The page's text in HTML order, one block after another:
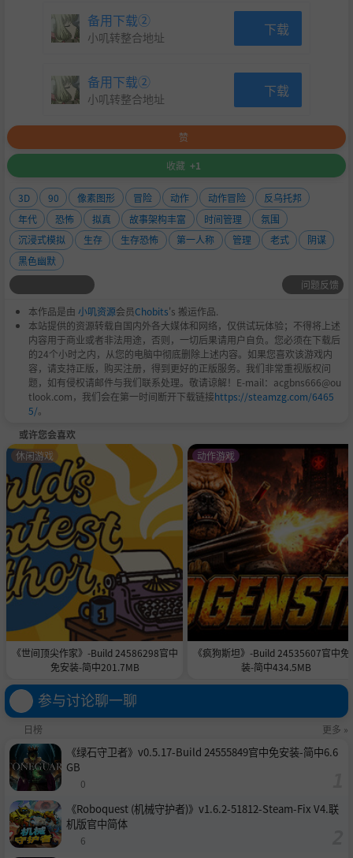
备用下载②
小叽转整合地址 下载
备用下载②
小叽转整合地址 下载
赞
收藏 +1
3D 90 像素图形 冒险 动作 动作冒险
反乌托邦
年代
恐怖 拟真 故事架构丰富 时间管理
氛围
沉浸式模拟
生存 生存恐怖 第一人称 管理 老式
阴谋
黑色幽默
问题反馈
本作品是由 小叽资源会员Chobits's 搬运作品.
本站提供的资源转载自国内外各大媒体和网络，仅供试玩体验；不得将上述
内容用于商业或者非法用途，否则，一切后果请用户自负。您必须在下载后
的24个小时之内，从您的电脑中彻底删除上述内容。如果您喜欢该游戏内
容，请支持正版，购买注册，得到更好的正版服务。我们非常重视版权问
题，如有侵权请邮件与我们联系处理。敬请谅解！E-mail：acgbns666@ou
tlook.com，我们会在第一时间断开下载链接https://steamzg.com/6465
5/。
或许您会喜欢
《世间顶尖作家》-Build 24586298官中
免安装-简中201.7MB
休闲游戏
《疯狗斯坦》-Build 24535607官中免
装-简中434.5MB
动作游戏
参与讨论聊一聊
日榜 更多 »
《绿石守卫者》v0.5.17-Build 24555849官中免安装-简中6.6
GB
0
《Roboquest (机械守护者)》v1.6.2-51812-Steam-Fix V4.联
机版官中简体
6